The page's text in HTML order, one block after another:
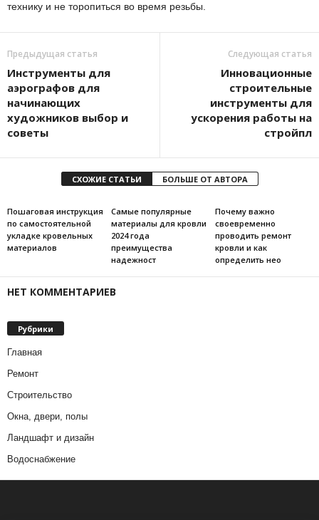
технику и не торопиться во время резьбы.
Предыдущая статья
Инструменты для
аэрографов для
начинающих
художников выбор и
советы
Следующая статья
Инновационные
строительные
инструменты для
ускорения работы на
стройпл
СХОЖИЕ СТАТЬИ БОЛЬШЕ ОТ АВТОРА
Пошаговая инструкция
по самостоятельной
укладке кровельных
материалов
Самые популярные
материалы для кровли
2024 года
преимущества
надежност
Почему важно
своевременно
проводить ремонт
кровли и как
определить нео
НЕТ КОММЕНТАРИЕВ
Рубрики
Главная
Ремонт
Строительство
Окна, двери, полы
Ландшафт и дизайн
Водоснабжение